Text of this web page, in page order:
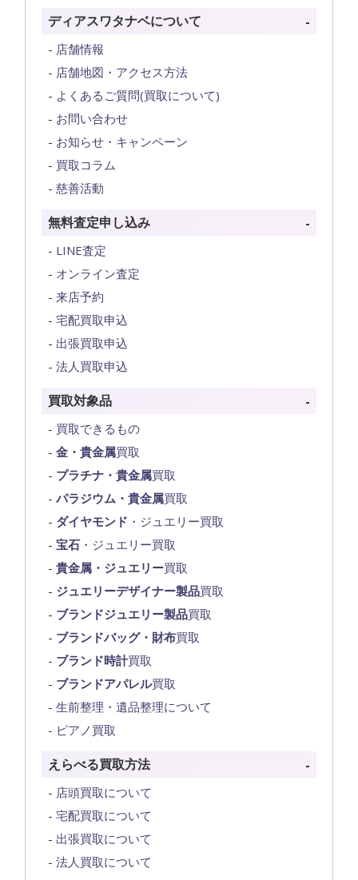
ディアスワタナベについて
店舗情報
店舗地図・アクセス方法
よくあるご質問(買取について)
お問い合わせ
お知らせ・キャンペーン
買取コラム
慈善活動
無料査定申し込み
LINE査定
オンライン査定
来店予約
宅配買取申込
出張買取申込
法人買取申込
買取対象品
買取できるもの
金・貴金属買取
プラチナ・貴金属買取
パラジウム・貴金属買取
ダイヤモンド ・ジュエリー買取
宝石 ・ジュエリー買取
貴金属・ジュエリー買取
ジュエリーデザイナー製品買取
ブランドジュエリー製品買取
ブランドバッグ・財布買取
ブランド時計買取
ブランドアパレル買取
生前整理・遺品整理について
ピアノ買取
えらべる買取方法
店頭買取について
宅配買取について
出張買取について
法人買取について